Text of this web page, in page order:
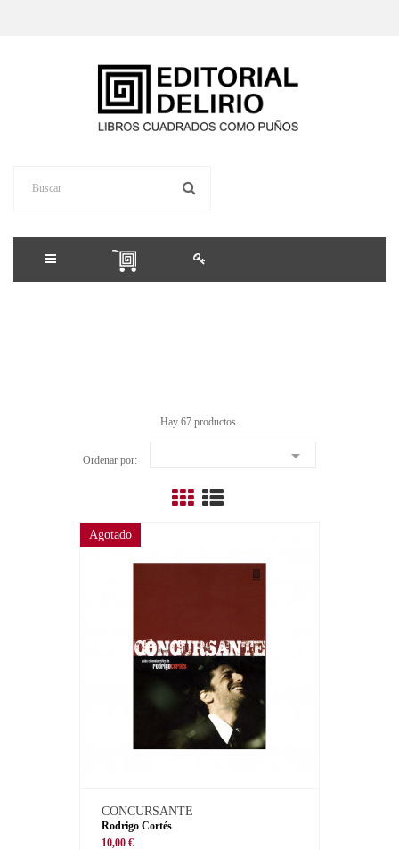
Hay 67 productos.
Ordenar por: 
Agotado
CONCURSANTE
Rodrigo Cortés
10,00 €